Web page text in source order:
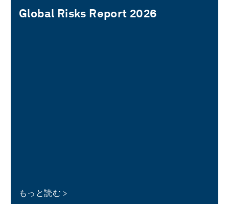
Global Risks Report 2026
もっと読む